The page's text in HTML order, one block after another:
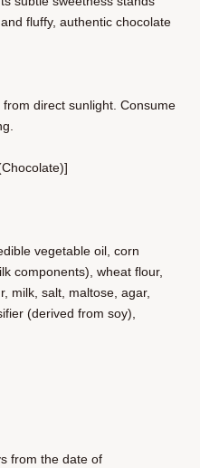
fluffy, authentic chocolate
direct sunlight. Consume
vegetable oil, corn
components), wheat flour,
milk, salt, maltose, agar,
(derived from soy),
from the date of